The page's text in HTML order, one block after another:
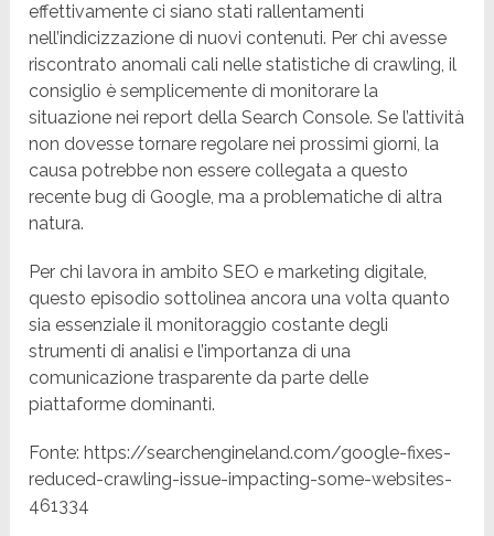
effettivamente ci siano stati rallentamenti
nell’indicizzazione di nuovi contenuti. Per chi avesse
riscontrato anomali cali nelle statistiche di crawling, il
consiglio è semplicemente di monitorare la
situazione nei report della Search Console. Se l’attività
non dovesse tornare regolare nei prossimi giorni, la
causa potrebbe non essere collegata a questo
recente bug di Google, ma a problematiche di altra
natura.
Per chi lavora in ambito SEO e marketing digitale,
questo episodio sottolinea ancora una volta quanto
sia essenziale il monitoraggio costante degli
strumenti di analisi e l’importanza di una
comunicazione trasparente da parte delle
piattaforme dominanti.
Fonte: https://searchengineland.com/google-fixes-
reduced-crawling-issue-impacting-some-websites-
461334